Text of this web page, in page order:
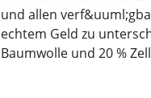
und allen
echtem Geld zu
Baumwolle und 20 %